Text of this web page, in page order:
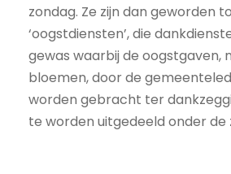
zondag. Ze zijn dan geworden
‘oogstdiensten’, die
gewas waarbij de oogstgaven,
bloemen, door de
worden gebracht ter
te worden uitgedeeld onder de